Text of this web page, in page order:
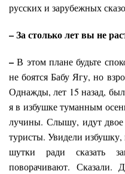
русских и зарубежных
– За столько лет вы не
–В этом плане будьте
не боятся Бабу Ягу, но
Однажды, лет 15 назад,
я в избушке туманным
лучины. Слышу, идут двое
туристы. Увидели избушку,
шутки ради сказать
поворачивают. Сказали.